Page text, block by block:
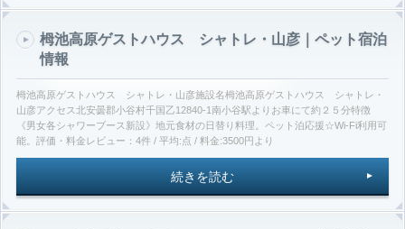
栂池高原ゲストハウス シャトレ・山彦｜ペット宿泊
情報
栂池高原ゲストハウス シャトレ・山彦施設名栂池高原ゲストハウス シャトレ・
山彦アクセス北安曇郡小谷村千国乙12840-1南小谷駅よりお車にて約２５分特徴
《男女各シャワーブース新設》地元食材の日替り料理。ペット泊応援☆Wi-Fi利用可
能。評価・料金レビュー：4件 / 平均:点 / 料金:3500円より
続きを読む